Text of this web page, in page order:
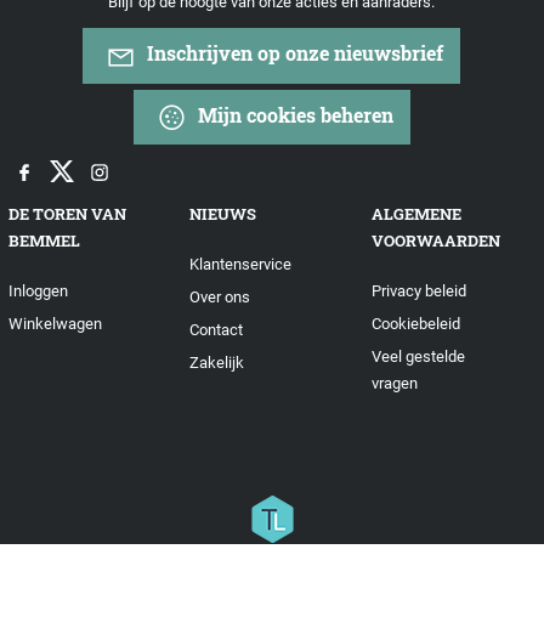
Inschrijven op onze nieuwsbrief
Mijn cookies beheren
DE TOREN VAN
BEMMEL
Inloggen
Winkelwagen
NIEUWS
Klantenservice
Over ons
Contact
Zakelijk
ALGEMENE
VOORWAARDEN
Privacy beleid
Cookiebeleid
Veel gestelde
vragen